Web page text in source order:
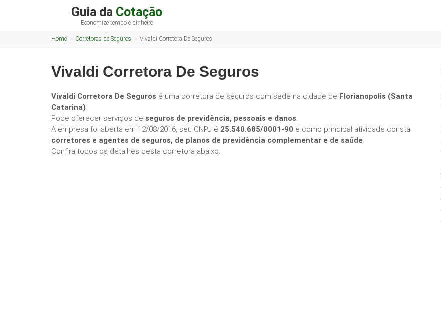
Guia da Cotação
Economize tempo e dinheiro
Home Corretoras de Seguros Vivaldi Corretora De Seguros
Vivaldi Corretora De Seguros
Vivaldi Corretora De Seguros é uma corretora de seguros com sede na cidade de Florianopolis (Santa
Catarina).
Pode oferecer serviços de seguros de previdência, pessoais e danos.
A empresa foi aberta em 12/08/2016, seu CNPJ é 25.540.685/0001-90 e como principal atividade consta
corretores e agentes de seguros, de planos de previdência complementar e de saúde.
Confira todos os detalhes desta corretora abaixo.